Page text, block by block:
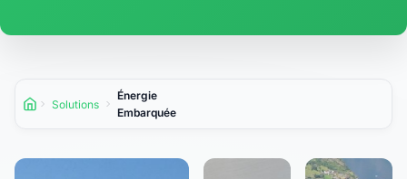
Accueil
Solutions
Énergie
Embarquée